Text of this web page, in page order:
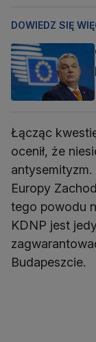
DOWIEDZ SIĘ
Łącząc
ocenił, że
Europy
tego powodu
KDNP jest
Budapeszcie.